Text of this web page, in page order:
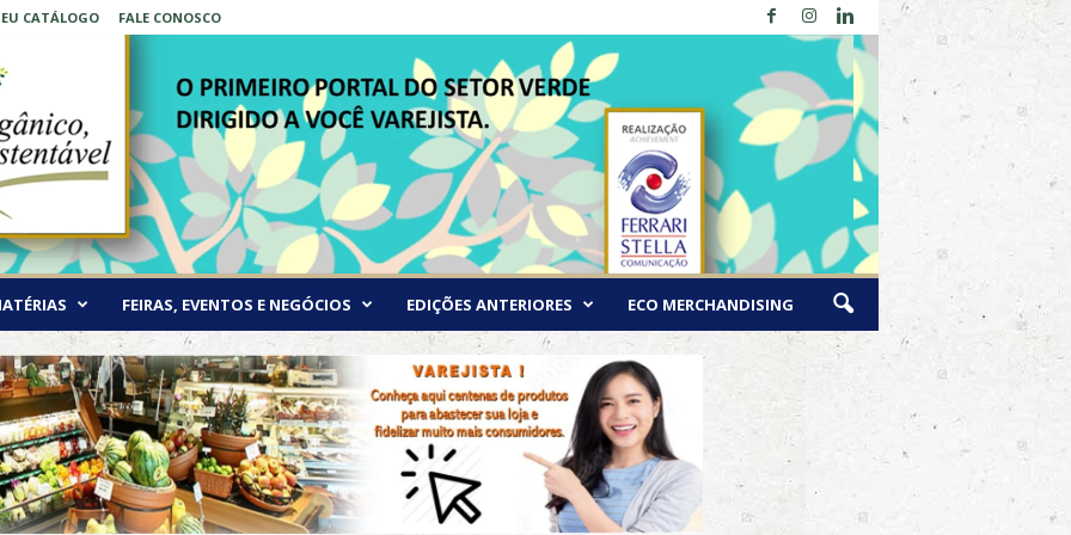
CATÁLOGO FALE CONOSCO
FEIRAS, EVENTOS E NEGÓCIOS EDIÇÕES ANTERIORES ECO MERCHANDISING